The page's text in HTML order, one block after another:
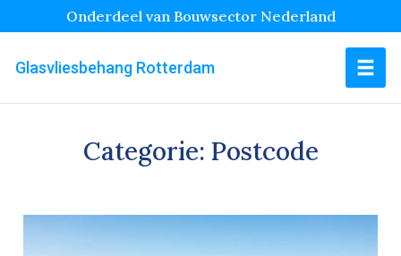
Onderdeel van Bouwsector Nederland
Glasvliesbehang Rotterdam
Categorie: Postcode